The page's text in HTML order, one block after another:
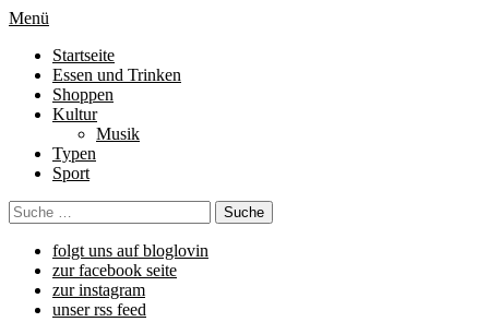
Menü
Startseite
Essen und Trinken
Shoppen
Kultur
Musik
Typen
Sport
folgt uns auf bloglovin
zur facebook seite
zur instagram
unser rss feed